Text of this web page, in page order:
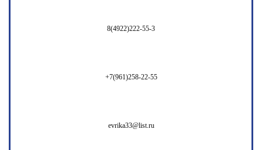
8(4922)222-55-3
+7(961)258-22-55
evrika33@list.ru